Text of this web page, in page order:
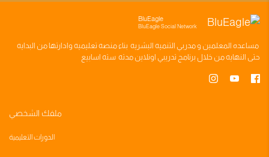
BluEagle
BluEagle Social Network
مساعده المعلمين ومدربي التنميه البشريه بناءمنصه تعليميه وادارتها من البدايه
حتى النهايه من خلال برنامج تدريبي اونلاين مدته سته اسابيع
ملفك الشخصي
الدورات التعليمية